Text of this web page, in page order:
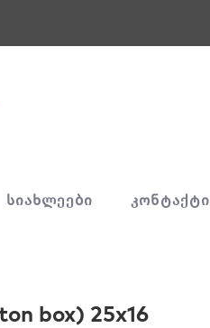
ᲡᲘᲐᲮᲚᲔᲔᲑᲘ ᲙᲝᲜᲢᲐᲥᲢᲘ
box) 25x16